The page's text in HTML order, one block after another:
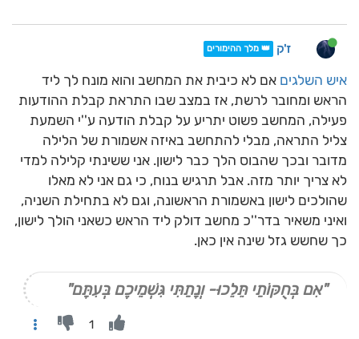
ז'ק 👑 מלך ההימורים
איש השלגים אם לא כיבית את המחשב והוא מונח לך ליד
הראש ומחובר לרשת, אז במצב שבו התראת קבלת ההודעות
פעילה, המחשב פשוט יתריע על קבלת הודעה ע''י השמעת
צליל התראה, מבלי להתחשב באיזה אשמורת של הלילה
מדובר ובכך שהבוס הלך כבר לישון. אני ששינתי קלילה למדי
לא צריך יותר מזה. אבל תרגיש בנוח, כי גם אני לא מאלו
שהולכים לישון באשמורת הראשונה, וגם לא בתחילת השניה,
ואיני משאיר בדר''כ מחשב דולק ליד הראש כשאני הולך לישון,
כך שחשש גזל שינה אין כאן.
"אִם בְּחֻקּוֹתַי תֵּלֵכוּ- וְנָתַתִּי גִּשְׁמֵיכֶם בְּעִתָּם"
1